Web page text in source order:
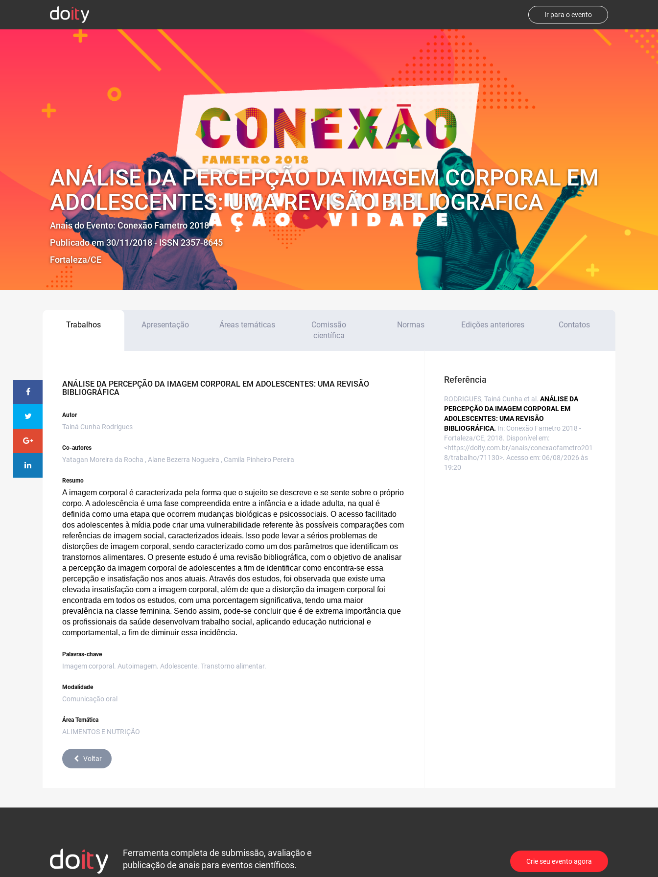
Ir para o evento
ANÁLISE DA PERCEPÇÃO DA IMAGEM CORPORAL EM
ADOLESCENTES: UMA REVISÃO BIBLIOGRÁFICA
Anais do Evento: Conexão Fametro 2018
Publicado em 30/11/2018 - ISSN 2357-8645
Fortaleza/CE
Trabalhos Apresentação Áreas temáticas
Comissão
científica
Normas Edições anteriores Contatos
ANÁLISE DA PERCEPÇÃO DA IMAGEM CORPORAL EM ADOLESCENTES: UMA REVISÃO
BIBLIOGRÁFICA
Autor
Tainá Cunha Rodrigues
Co-autores
Yatagan Moreira da Rocha , Alane Bezerra Nogueira , Camila Pinheiro Pereira
Resumo
A imagem corporal é caracterizada pela forma que o sujeito se descreve e se sente sobre o próprio
corpo. A adolescência é uma fase compreendida entre a infância e a idade adulta, na qual é
definida como uma etapa que ocorrem mudanças biológicas e psicossociais. O acesso facilitado
dos adolescentes à mídia pode criar uma vulnerabilidade referente às possíveis comparações com
referências de imagem social, caracterizados ideais. Isso pode levar a sérios problemas de
distorções de imagem corporal, sendo caracterizado como um dos parâmetros que identificam os
transtornos alimentares. O presente estudo é uma revisão bibliográfica, com o objetivo de analisar
a percepção da imagem corporal de adolescentes a fim de identificar como encontra-se essa
percepção e insatisfação nos anos atuais. Através dos estudos, foi observada que existe uma
elevada insatisfação com a imagem corporal, além de que a distorção da imagem corporal foi
encontrada em todos os estudos, com uma porcentagem significativa, tendo uma maior
prevalência na classe feminina. Sendo assim, pode-se concluir que é de extrema importância que
os profissionais da saúde desenvolvam trabalho social, aplicando educação nutricional e
comportamental, a fim de diminuir essa incidência.
Palavras-chave
Imagem corporal. Autoimagem. Adolescente. Transtorno alimentar.
Modalidade
Comunicação oral
Área Temática
ALIMENTOS E NUTRIÇÃO
Voltar
Referência
RODRIGUES, Tainá Cunha et al. ANÁLISE DA
PERCEPÇÃO DA IMAGEM CORPORAL EM
ADOLESCENTES: UMA REVISÃO
BIBLIOGRÁFICA. In: Conexão Fametro 2018 -
Fortaleza/CE, 2018. Disponível em:
<https://doity.com.br/anais/conexaofametro201
8/trabalho/71130>. Acesso em: 06/08/2026 às
19:20
Ferramenta completa de submissão, avaliação e
publicação de anais para eventos científicos.
Crie seu evento agora